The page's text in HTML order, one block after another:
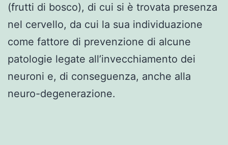
(frutti di bosco), di cui si è trovata presenza
nel cervello, da cui la sua individuazione
come fattore di prevenzione di alcune
patologie legate all’invecchiamento dei
neuroni e, di conseguenza, anche alla
neuro-degenerazione.